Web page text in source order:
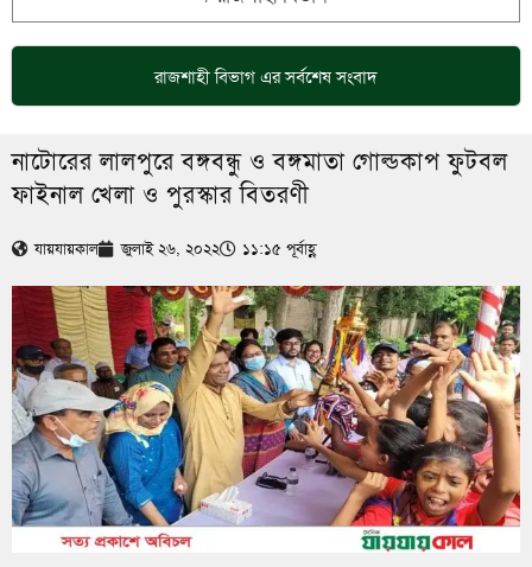
রাজশাহী বিভাগ এর সর্বশেষ সংবাদ
নাটোরের লালপুরে বঙ্গবন্ধু ও বঙ্গমাতা গোল্ডকাপ ফুটবল
ফাইনাল খেলা ও পুরস্কার বিতরণী
যায়যায়কাল জুলাই ২৬, ২০২২ ১১:১৫ পূর্বাহ্ণ